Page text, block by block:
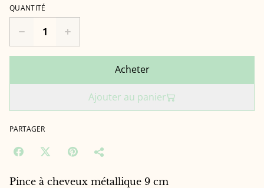
QUANTITÉ
Acheter
Ajouter au panier
PARTAGER
Pince à cheveux métallique 9 cm